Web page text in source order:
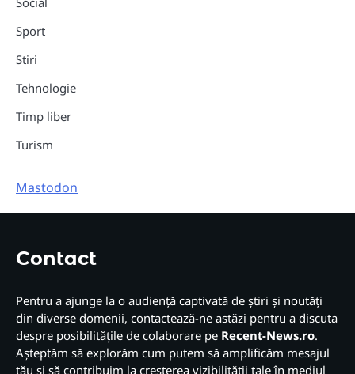
Sport
Stiri
Tehnologie
Timp liber
Turism
Mastodon
Contact
Pentru a ajunge la o audiență captivată de știri și noutăți
din diverse domenii, contactează-ne astăzi pentru a discuta
despre posibilitățile de colaborare pe Recent-News.ro.
Așteptăm să explorăm cum putem să amplificăm mesajul
tău și să contribuim la creșterea vizibilității tale în mediul